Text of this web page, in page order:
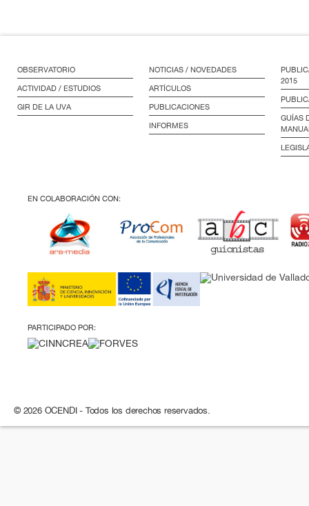
OBSERVATORIO
ACTIVIDAD / ESTUDIOS
GIR DE LA UVA
NOTICIAS / NOVEDADES
ARTÍCULOS
PUBLICACIONES
INFORMES
2015
GUÍAS
EN COLABORACIÓN CON:
PARTICIPADO POR:
© 2026 OCENDI - Todos los derechos reservados.